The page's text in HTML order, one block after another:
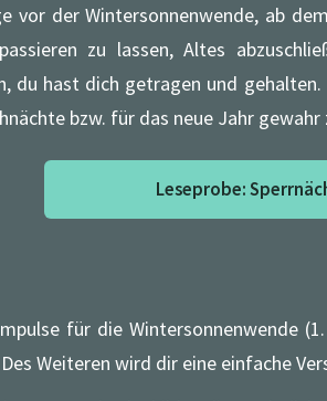
vor der Wintersonnenwende, ab
zu lassen, Altes
du hast dich getragen und
bzw. für das neue Jahr gewahr
Leseprobe:
für die Wintersonnenwende
Weiteren wird dir eine einfache